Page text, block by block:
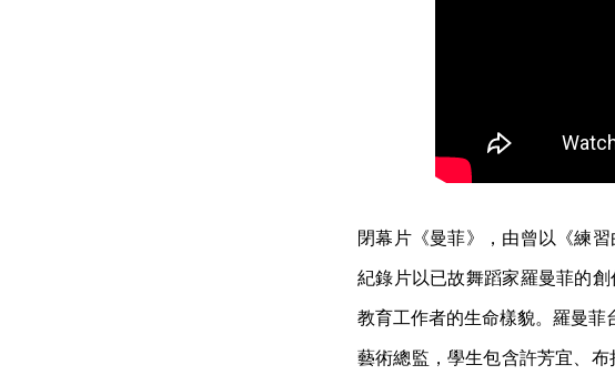
閉幕片《曼菲》，由曾以《練
紀錄片以已故舞蹈家羅曼菲的
教育工作者的生命樣貌。羅曼菲
藝術總監，學生包含許芳宜、